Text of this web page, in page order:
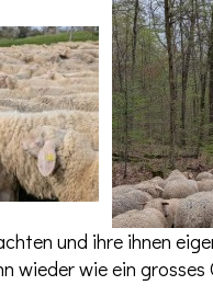
und ihre ihnen
wieder wie ein